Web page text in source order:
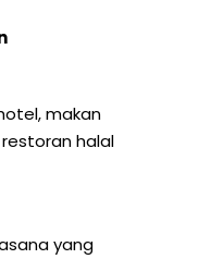
makan
halal
yang